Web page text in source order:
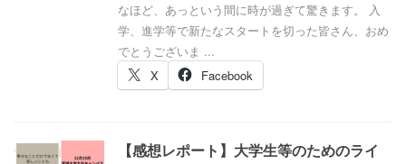
なほど、あっという間に時が過ぎて驚きます。 入
学、進学等で新たなスタートを切った皆さん、おめ
でとうございま ...
X
Facebook
【感想レポート】大学生等のためのライ